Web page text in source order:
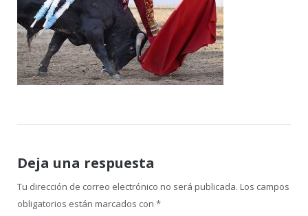
Deja una respuesta
Tu dirección de correo electrónico no será publicada. Los campos
obligatorios están marcados con *